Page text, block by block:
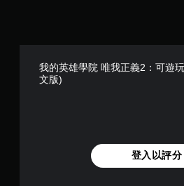
我的英雄學院 唯我正義2：可遊
文版)
登入以評分